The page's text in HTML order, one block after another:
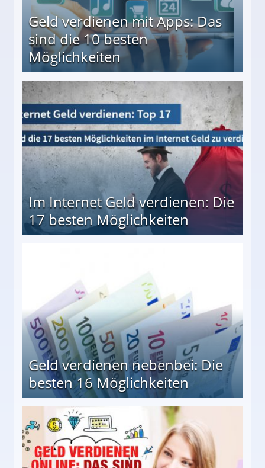
Geld verdienen mit Apps: Das
sind die 10 besten
Möglichkeiten
besten Möglichkeiten
Im Internet Geld verdienen: Die
17 besten Möglichkeiten
Geld verdienen nebenbei: Die
besten 16 Möglichkeiten